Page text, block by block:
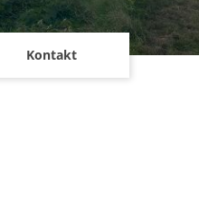
Kontakt